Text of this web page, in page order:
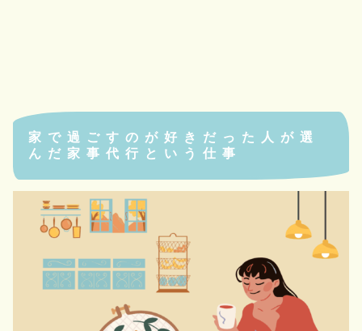
家で過ごすのが好きだった人が選
んだ家事代行という仕事